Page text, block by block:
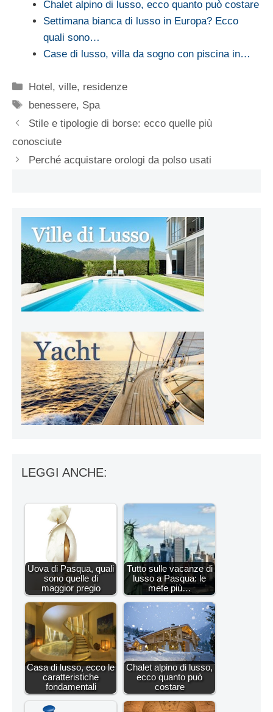
Chalet alpino di lusso, ecco quanto può costare
Settimana bianca di lusso in Europa? Ecco
quali sono…
Case di lusso, villa da sogno con piscina in…
Categorie
Hotel, ville, residenze
Tag
benessere, Spa
Stile e tipologie di borse: ecco quelle più
conosciute
Perché acquistare orologi da polso usati
LEGGI ANCHE:
Uova di Pasqua, quali
sono quelle di
maggior pregio
Tutto sulle vacanze di
lusso a Pasqua: le
mete più…
Casa di lusso, ecco le
caratteristiche
fondamentali
Chalet alpino di lusso,
ecco quanto può
costare